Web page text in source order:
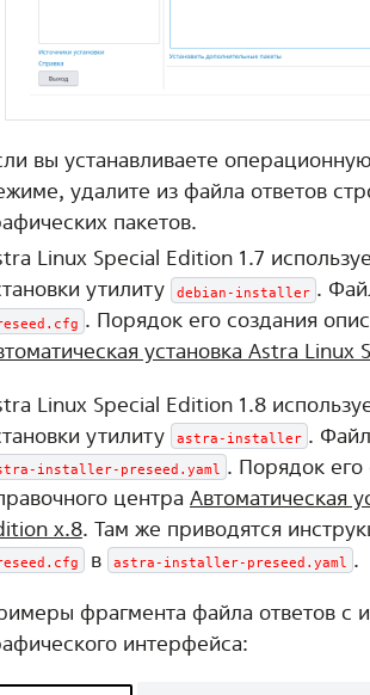
вы устанавливаете
удалите из файла ответов
пакетов.
Linux Special Edition 1.7
утилиту
debian-installer .
. Порядок его создания
установка Astra Linux
Linux Special Edition 1.8
утилиту
astra-installer .
installer-preseed.yaml
. Порядок
центра Автоматическая
x.8 . Там же приводятся
в astra-installer-preseed.yaml
фрагмента файла ответов с
интерфейса: